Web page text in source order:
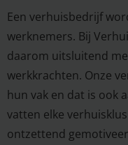
Een verhuisbedrijf
werknemers. Bij
daarom uitsluitend
werkkrachten. Onze
hun vak en dat is ook
vatten elke
ontzettend